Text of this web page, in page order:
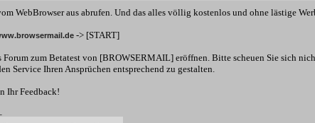
WebBrowser aus abrufen. Und das alles völlig kostenlos und ohne lästige
-> [START]
zum Betatest von [BROWSERMAIL] eröffnen. Bitte scheuen Sie sich
Service Ihren Ansprüchen entsprechend zu gestalten.
Ihr Feedback!